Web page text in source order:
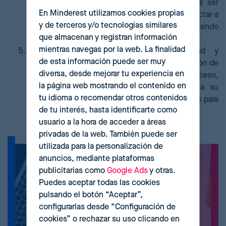
gadgets concebidos casi exclusivamente para ser
utilizados electrónicamente terminará por conectar a
las personas con los retailers online, permitiendo
lecturas de datos y recomendaciones a la carta.
Democratización de los datos.Seguridad y
privacidad irán de la mano en la democratización de
los datos en lo que al usuario se refiere. Acceso,
revocación y más transparencia en cuanto a su
utilización por parte de las marcas serán claves para
los consumidores en 2022.
En Minderest utilizamos cookies propias
y de terceros y/o tecnologías similares
que almacenan y registran información
mientras navegas por la web. La finalidad
de esta información puede ser muy
diversa, desde mejorar tu experiencia en
la página web mostrando el contenido en
tu idioma o recomendar otros contenidos
de tu interés, hasta identificarte como
usuario a la hora de acceder a áreas
privadas de la web. También puede ser
utilizada para la personalización de
anuncios, mediante plataformas
publicitarias como Google Adsy otras.
Puedes aceptar todas las cookies
pulsando el botón “Aceptar”,
configurarlas desde “Configuración de
cookies” o rechazar su uso clicando en